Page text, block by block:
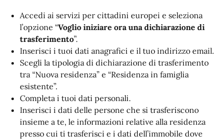
Accedi ai servizi per cittadini europei e seleziona
l’opzione “Voglio iniziare ora una dichiarazione di
trasferimento”.
Inserisci i tuoi dati anagrafici e il tuo indirizzo email.
Scegli la tipologia di dichiarazione di trasferimento
tra “Nuova residenza” e “Residenza in famiglia
esistente”.
Completa i tuoi dati personali.
Inserisci i dati delle persone che si trasferiscono
insieme a te, le informazioni relative alla residenza
presso cui ti trasferisci e i dati dell’immobile dove